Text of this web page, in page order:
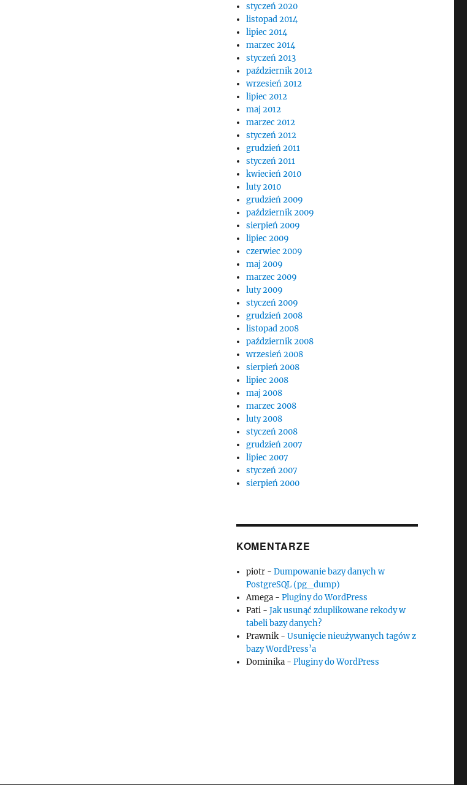
styczeń 2020
listopad 2014
lipiec 2014
marzec 2014
styczeń 2013
październik 2012
wrzesień 2012
lipiec 2012
maj 2012
marzec 2012
styczeń 2012
grudzień 2011
styczeń 2011
kwiecień 2010
luty 2010
grudzień 2009
październik 2009
sierpień 2009
lipiec 2009
czerwiec 2009
maj 2009
marzec 2009
luty 2009
styczeń 2009
grudzień 2008
listopad 2008
październik 2008
wrzesień 2008
sierpień 2008
lipiec 2008
maj 2008
marzec 2008
luty 2008
styczeń 2008
grudzień 2007
lipiec 2007
styczeń 2007
sierpień 2000
KOMENTARZE
piotr -Dumpowanie bazy danych w
PostgreSQL (pg_dump)
Amega -Pluginy do WordPress
Pati -Jak usunąć zduplikowane rekody w
tabeli bazy danych?
Prawnik -Usunięcie nieużywanych tagów z
bazy WordPress’a
Dominika -Pluginy do WordPress